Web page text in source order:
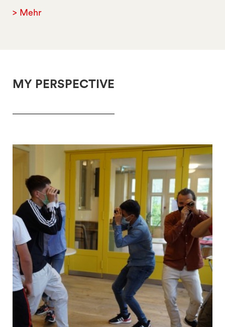
> Mehr
MY PERSPECTIVE